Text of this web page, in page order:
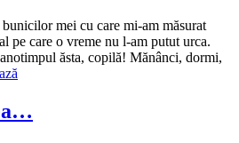
mei cu care mi-am măsurat
pe care o vreme nu l-am putut urca.
ăsta, copilă! Mănânci, dormi,